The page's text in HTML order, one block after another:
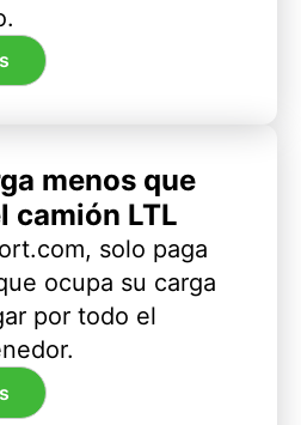
menos que
camión LTL
solo paga
ocupa su carga
por todo el